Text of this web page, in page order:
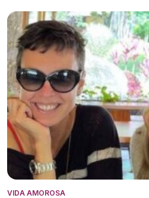
VIDA AMOROSA